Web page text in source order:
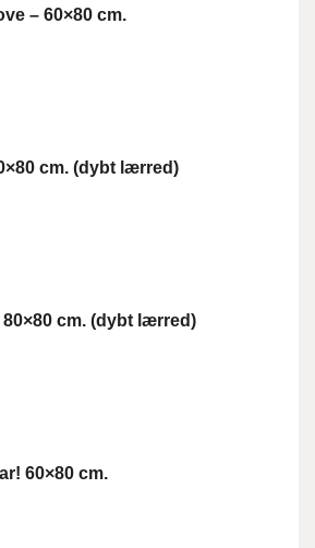
– 60×80 cm.
cm. (dybt lærred)
80×80 cm. (dybt lærred)
60×80 cm.